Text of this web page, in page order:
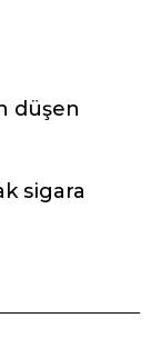
düşen
sigara